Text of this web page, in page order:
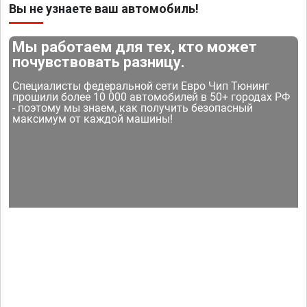
Вы не узнаете ваш автомобиль!
Мы работаем для тех, кто может
почувствовать разницу.
Специалисты федеральной сети Евро Чип Тюнинг
прошили более 10 000 автомобилей в 50+ городах РФ
- поэтому мы знаем, как получить безопасный
максимум от каждой машины!